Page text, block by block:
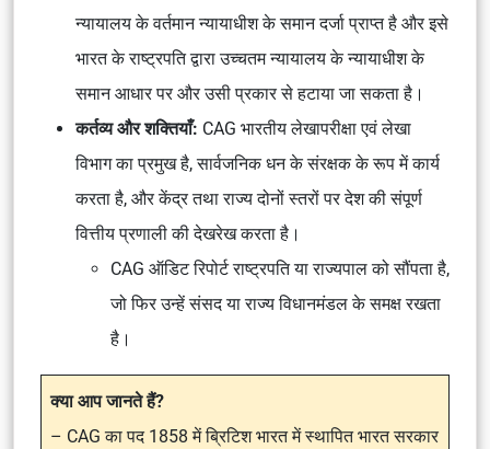
न्यायालय के वर्तमान न्यायाधीश के समान दर्जा प्राप्त है और इसे
भारत के राष्ट्रपति द्वारा उच्चतम न्यायालय के न्यायाधीश के
समान आधार पर और उसी प्रकार से हटाया जा सकता है।
कर्तव्य और शक्तियाँ: CAG भारतीय लेखापरीक्षा एवं लेखा
विभाग का प्रमुख है, सार्वजनिक धन के संरक्षक के रूप में कार्य
करता है, और केंद्र तथा राज्य दोनों स्तरों पर देश की संपूर्ण
वित्तीय प्रणाली की देखरेख करता है।
CAG ऑडिट रिपोर्ट राष्ट्रपति या राज्यपाल को सौंपता है,
जो फिर उन्हें संसद या राज्य विधानमंडल के समक्ष रखता
है।
क्या आप जानते हैं?
– CAG का पद 1858 में ब्रिटिश भारत में स्थापित भारत सरकार